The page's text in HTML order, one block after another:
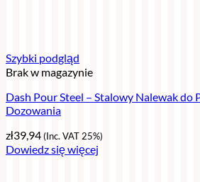
Szybki podgląd
Brak w magazynie
Dash Pour Steel – Stalowy Nalewak do
Dozowania
zł39,94(Inc. VAT 25%)
Dowiedz się więcej